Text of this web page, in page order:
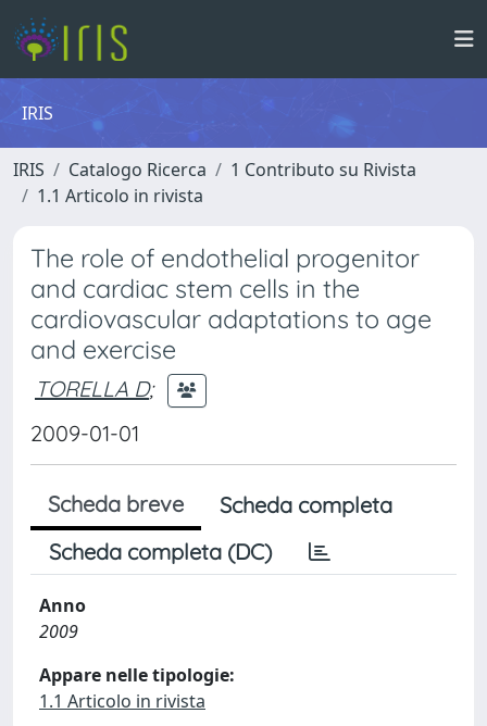
IRIS
IRIS Catalogo Ricerca
1 Contributo su Rivista
1.1 Articolo in rivista
The role of endothelial progenitor
and cardiac stem cells in the
cardiovascular adaptations to age
and exercise
TORELLA D;
2009-01-01
Scheda breve
Scheda completa
Scheda completa (DC)
Anno
2009
Appare nelle tipologie:
1.1 Articolo in rivista